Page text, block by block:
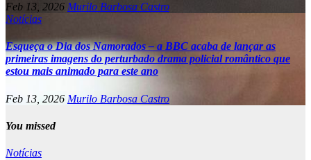
Feb 13, 2026 Murilo Barbosa Castro
Notícias
Esqueça o Dia dos Namorados – a BBC acaba de lançar as
primeiras imagens do perturbado drama policial romântico que
estou mais animado para este ano
Feb 13, 2026 Murilo Barbosa Castro
You missed
Notícias